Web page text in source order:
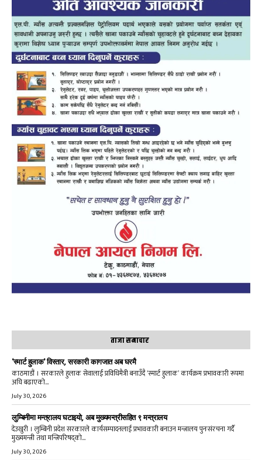
ताजा समाचार
‘स्मार्ट हुलाक’ विस्तार, सरकारी कागजात अब घरमै
काठमाडौं । सरकारले हुलाक सेवालाई प्रविधिमैत्री बनाउँदै ‘स्मार्ट हुलाक’ कार्यक्रम प्रभावकारी रूपमा
अघि बढाएको...
July 30, 2026
लुम्बिनीमा मन्त्रालय घटाइयो, अब मुख्यमन्त्रीसहित ९ मन्त्रालय
देउखुरी । लुम्बिनी प्रदेश सरकारले कार्यसम्पादनलाई प्रभावकारी बनाउन मन्त्रालय पुनःसंरचना गर्दै
मुख्यमन्त्री तथा मन्त्रिपरिषद्को...
July 30, 2026